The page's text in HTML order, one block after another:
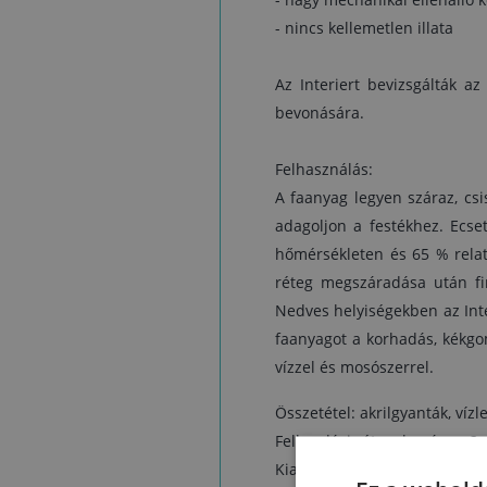
- nincs kellemetlen illata
Az Interiert bevizsgálták
bevonására.
Felhasználás:
A faanyag legyen száraz,
adagoljon a festékhez.
hőmérsékleten és 65 %
réteg megszáradása után
Nedves helyiségekben az
faanyagot a korhadás,
vízzel és mosószerrel.
Összetétel: akrilgyanták,
Felhordási rétegek száma: 2
Kiadósság: egy liter lazúr